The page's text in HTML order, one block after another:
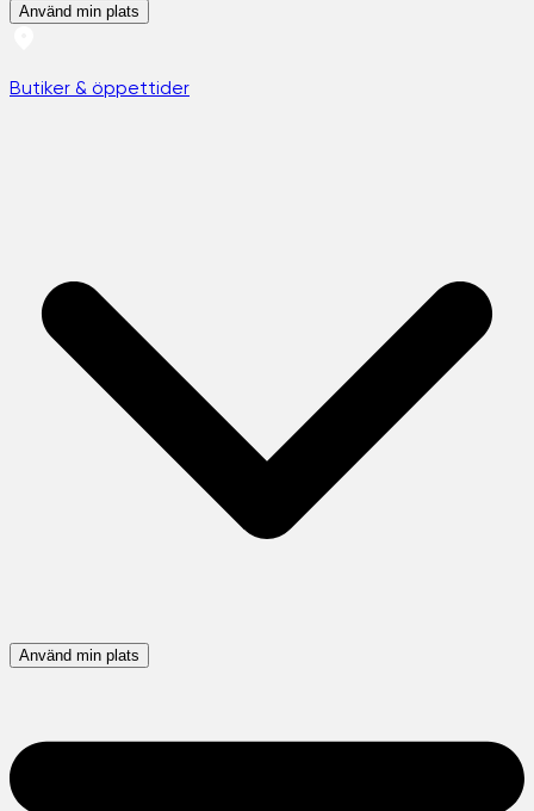
Använd min plats
Butiker & öppettider
Använd min plats